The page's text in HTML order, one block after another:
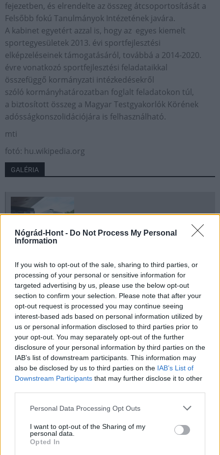
Nógrád-Hont - Do Not Process My Personal
Information
If you wish to opt-out of the sale, sharing to third parties, or
processing of your personal or sensitive information for
targeted advertising by us, please use the below opt-out
section to confirm your selection. Please note that after your
opt-out request is processed you may continue seeing
interest-based ads based on personal information utilized by
us or personal information disclosed to third parties prior to
your opt-out. You may separately opt-out of the further
disclosure of your personal information by third parties on the
IAB’s list of downstream participants. This information may
also be disclosed by us to third parties on the IAB’s List of
Downstream Participants that may further disclose it to other
Please note that this website/app uses one or more Google
not limited to your visit or usage behaviour. You may click to
grant or deny consent to Google and its third-party tags to
use your data for below specified purposes in below Google
Personal Data Processing Opt Outs
I want to opt-out of the Sharing of my
personal data.
Opted In
fejezetben, és elrendelte az összeg átcsoportosítását a
Felsőbb fokú Tanulmányok Intézetének javára.
A kabinet egyetért azzal is, hogy az egyes kiemelt
sportegyesületek 2013. évi sportfejlesztési
elképzeléseinek támogatásáról, továbbá a 2014-2020.
évre vonatkozó sportfejlesztési feladataikkal
összefüggő kormányzati intézkedésekről
szóló kormányhatározatban foglalt feladatokon túl,
a biztosított összeg a Magyar Testgyakorlók Körének
adósságkonszolidációjára is felhasználható.
mti
fotó: hu.wikipedia.org
GALÉRIA
Gazdaság költségvetés
AJÁNLJUK MÉG
MAGYAR ÉPÍTŐK